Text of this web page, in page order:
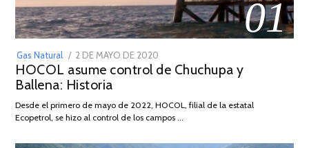
01
Gas Natural
POSTED
ON
2 DE MAYO DE 2020
DE
2026
HOCOL asume control de Chuchupa y
Ballena: Historia
Desde el primero de mayo de 2022, HOCOL, filial de la estatal
Ecopetrol, se hizo al control de los campos …